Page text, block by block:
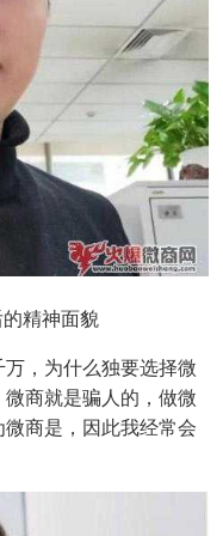
精神面貌
，为什么独要选择微
商就是骗人的，做微
商是，因此我经常会